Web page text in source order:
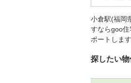
小倉駅(福岡
すならgoo
ポートします
探したい